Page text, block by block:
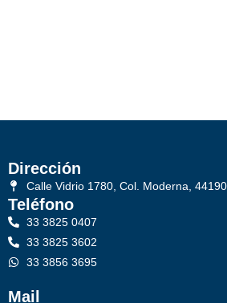
Dirección
Calle Vidrio 1780, Col. Moderna,
Teléfono
33 3825 0407
33 3825 3602
33 3856 3695
Mail